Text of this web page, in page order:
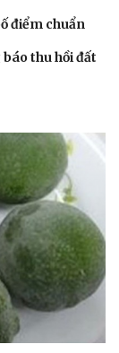
điểm chuẩn
thu hồi đất